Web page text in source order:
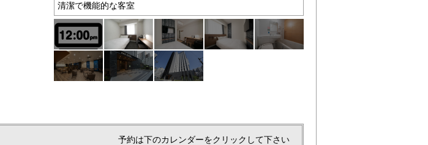
清潔で機能的な客室
予約は下のカレンダーをクリックして下さい